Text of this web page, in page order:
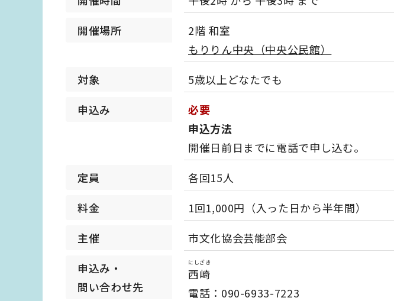
開催場所
2階 和室
もりりん中央（中央公民館）
対象
5歳以上どなたでも
申込み
必要
申込方法
開催日前日までに電話で申し込む。
定員
各回15人
料金
1回1,000円（入った日から半年間）
主催
市文化協会芸能部会
申込み・
問い合わせ先
西崎
にしざき
電話：090-6933-7223